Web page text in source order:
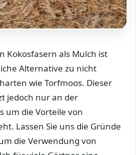
Kokosfasern als Mulch ist
Alternative zu nicht
wie Torfmoos. Dieser
jedoch nur an der
um die Vorteile von
Lassen Sie uns die Gründe
die Verwendung von